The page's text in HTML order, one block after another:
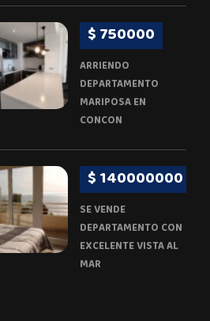
$ 750000
ARRIENDO
DEPARTAMENTO
MARIPOSA EN
CONCON
$ 140000000
SE VENDE
DEPARTAMENTO CON
EXCELENTE VISTA AL
MAR